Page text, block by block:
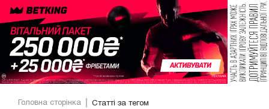
Головна сторінка Статті за тегом